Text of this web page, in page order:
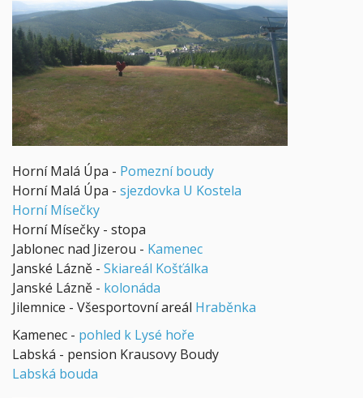
Horní Malá Úpa - Pomezní boudy
Horní Malá Úpa - sjezdovka U Kostela
Horní Mísečky
Horní Mísečky - stopa
Jablonec nad Jizerou - Kamenec
Janské Lázně - Skiareál Košťálka
Janské Lázně - kolonáda
Jilemnice - Všesportovní areál Hraběnka
Kamenec - pohled k Lysé hoře
Labská - pension Krausovy Boudy
Labská bouda